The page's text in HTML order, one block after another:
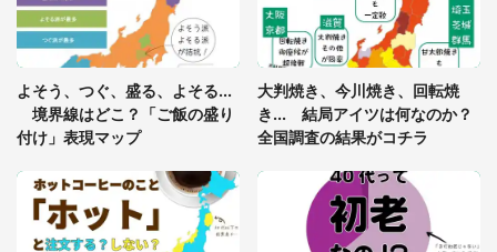
8万人感動
グっちゃってた〝野生の野菜〟に6.5万人戦慄
「○○がない街に住んでいます」住人の呟きに30万
人驚がく 何が存在しないか、あなたはわかる？
よそう、つぐ、盛る、よそる...
境界線はどこ？「ご飯の盛り
付け」表現マップ
大判焼き、今川焼き、回転焼
き... 結局アイツは何なのか？
全国調査の結果がコチラ